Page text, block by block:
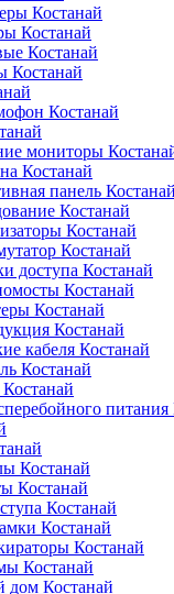
Костанай
Костанай
Костанай
Костанай
Костанай
мониторы
Костанай
панель Костанай
Костанай
Костанай
Костанай
доступа Костанай
Костанай
Костанай
Костанай
кабеля Костанай
Костанай
питания
Костанай
Костанай
Костанай
Костанай
Костанай
Костанай
дом Костанай